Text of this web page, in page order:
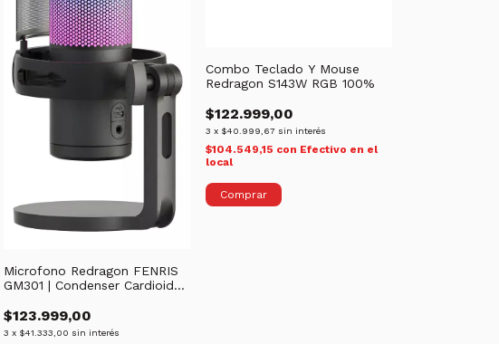
Microfono Redragon FENRIS
GM301 | Condenser Cardioide |
$123.999,00
3 x $41.333,00 sin interés
Combo Teclado Y Mouse
Redragon S143W RGB 100%
$122.999,00
3 x $40.999,67 sin interés
$104.549,15 con Efectivo en el
local